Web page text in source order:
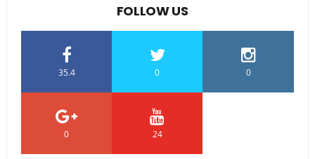
FOLLOW US
35.4 0 0
0 24